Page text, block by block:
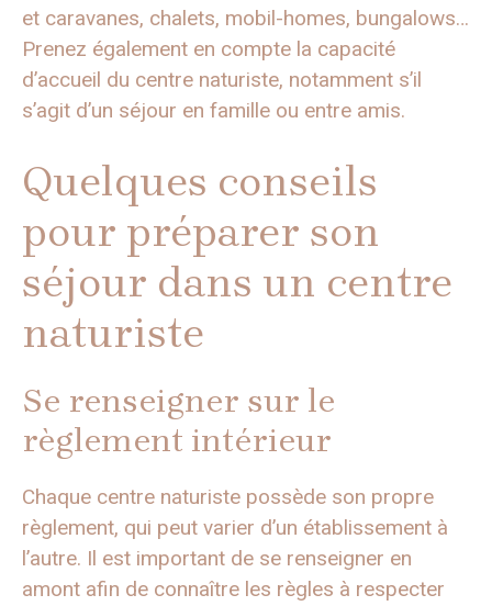
et caravanes, chalets, mobil-homes, bungalows…
Prenez également en compte la capacité
d’accueil du centre naturiste, notamment s’il
s’agit d’un séjour en famille ou entre amis.
Quelques conseils
pour préparer son
séjour dans un centre
naturiste
Se renseigner sur le
règlement intérieur
Chaque centre naturiste possède son propre
règlement, qui peut varier d’un établissement à
l’autre. Il est important de se renseigner en
amont afin de connaître les règles à respecter